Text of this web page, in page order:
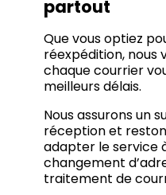
partout
Que vous optiez
réexpédition, nous
chaque courrier
meilleurs délais.
Nous assurons un
réception et
adapter le service
changement
traitement de